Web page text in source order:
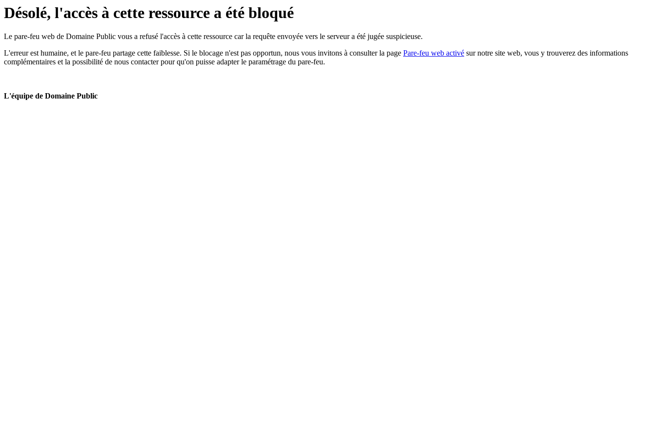
Désolé, l'accès à cette ressource a été bloqué
Le pare-feu web de Domaine Public vous a refusé l'accès à cette ressource car la requête envoyée vers le serveur a été jugée suspicieuse.
L'erreur est humaine, et le pare-feu partage cette faiblesse. Si le blocage n'est pas opportun, nous vous invitons à consulter la page Pare-feu web activé sur notre site web, vous y trouverez des informations
complémentaires et la possibilité de nous contacter pour qu'on puisse adapter le paramétrage du pare-feu.
L'équipe de Domaine Public